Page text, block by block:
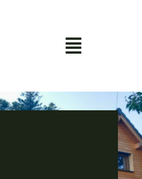
Toggle